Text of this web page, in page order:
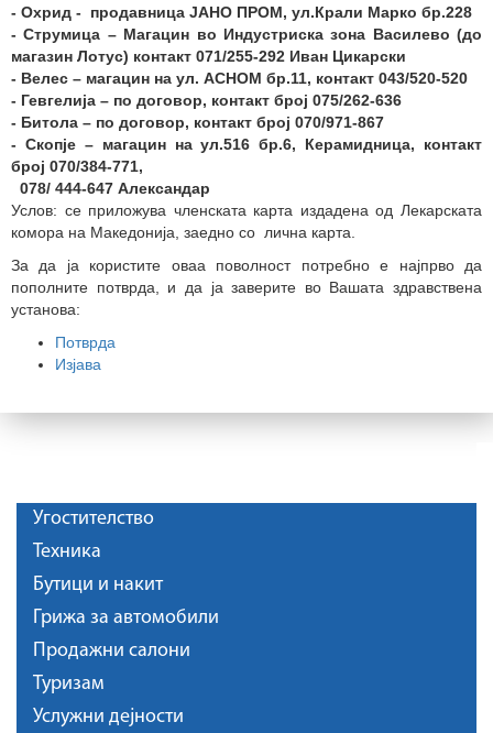
- Охрид - продавница ЈАНО ПРОМ, ул.Крали Марко бр.228
- Струмица – Магацин во Индустриска зона Василево (до
магазин Лотус) контакт 071/255-292 Иван Цикарски
- Велес – магацин на ул. АСНОМ бр.11, контакт 043/520-520
- Гевгелија – по договор, контакт број 075/262-636
- Битола – по договор, контакт број 070/971-867
- Скопје – магацин на ул.516 бр.6, Керамидница, контакт
број 070/384-771,
078/ 444-647 Александар
Услов: се приложува членската карта издадена од Лекарската
комора на Македонија, заедно со лична карта.
За да ја користите оваа поволност потребно е најпрво да
пополните потврда, и да ја заверите во Вашата здравствена
установа:
Потврда
Изјава
Угостителство
Техника
Бутици и накит
Грижа за автомобили
Продажни салони
Туризам
Услужни дејности